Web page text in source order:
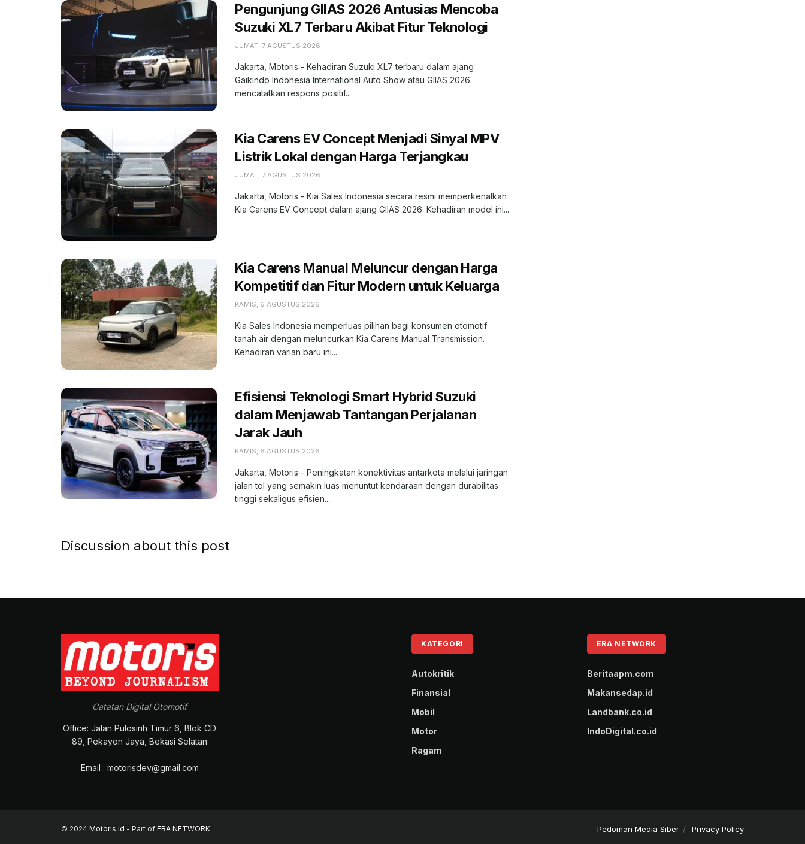
Pengunjung GIIAS 2026 Antusias Mencoba
Suzuki XL7 Terbaru Akibat Fitur Teknologi
JUMAT, 7 AGUSTUS 2026
Jakarta, Motoris - Kehadiran Suzuki XL7 terbaru dalam ajang
Gaikindo Indonesia International Auto Show atau GIIAS 2026
mencatatkan respons positif...
Kia Carens EV Concept Menjadi Sinyal MPV
Listrik Lokal dengan Harga Terjangkau
JUMAT, 7 AGUSTUS 2026
Jakarta, Motoris - Kia Sales Indonesia secara resmi memperkenalkan
Kia Carens EV Concept dalam ajang GIIAS 2026. Kehadiran model ini...
Kia Carens Manual Meluncur dengan Harga
Kompetitif dan Fitur Modern untuk Keluarga
KAMIS, 6 AGUSTUS 2026
Kia Sales Indonesia memperluas pilihan bagi konsumen otomotif
tanah air dengan meluncurkan Kia Carens Manual Transmission.
Kehadiran varian baru ini...
Efisiensi Teknologi Smart Hybrid Suzuki
dalam Menjawab Tantangan Perjalanan
Jarak Jauh
KAMIS, 6 AGUSTUS 2026
Jakarta, Motoris - Peningkatan konektivitas antarkota melalui jaringan
jalan tol yang semakin luas menuntut kendaraan dengan durabilitas
tinggi sekaligus efisien....
Discussion about this post
Catatan Digital Otomotif
Office: Jalan Pulosirih Timur 6, Blok CD
89, Pekayon Jaya, Bekasi Selatan
Email : motorisdev@gmail.com
KATEGORI
Autokritik
Finansial
Mobil
Motor
Ragam
ERA NETWORK
Beritaapm.com
Makansedap.id
Landbank.co.id
IndoDigital.co.id
Pedoman Media Siber Privacy Policy
© 2024 Motoris.id - Part of ERA NETWORK